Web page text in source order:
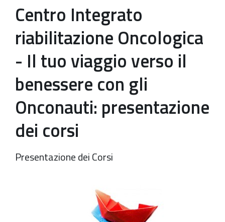
Centro Integrato
riabilitazione Oncologica
- Il tuo viaggio verso il
benessere con gli
Onconauti: presentazione
dei corsi
Presentazione dei Corsi
https://old.comune.zolapredosa.bo.it/events/centro-